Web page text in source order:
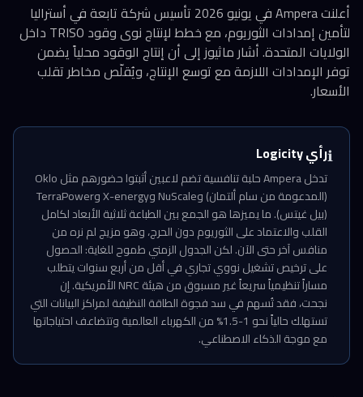
أعلنت Ampera في يونيو 2026 تأسيس شركة تابعة في أستراليا
لتأمين إمدادات الثوريوم، مع خطط لإنتاج نوى وقود TRISO داخل
الولايات المتحدة. أشار ماثيوز إلى أن إنتاج الوقود محلياً يضمن
توفر الإمدادات اللازمة مع توسع الإنتاج، ويُقلّص مخاطر تقلب
الأسعار.
ℹ️رأي Logicity
تدخل Ampera حلبة تنافسية تضم لاعبين أثبتوا حضورهم مثل Oklo
(المدعومة من سام ألتمان) وNuScale وX-energy وTerraPower
(بيل غيتس). ما يميزها هو الجمع بين الطباعة ثلاثية الأبعاد لكامل
القلب والاعتماد على الثوريوم دون الحرج، وهو مزيج لم نره من
منافس آخر حتى الآن. لكن الجدول الزمني طموح للغاية: الحصول
على ترخيص تشغيل نووي تجاري في أقل من أربع سنوات يتطلب
مساراً تنظيمياً سريعاً غير مسبوق من هيئة NRC الأمريكية. إن
نجحت، فقد تُسهم في سد فجوة الطاقة النظيفة لمراكز البيانات التي
تستهلك حالياً نحو 1-1.5% من الكهرباء العالمية وتتضاعف احتياجاتها
مع موجة الذكاء الاصطناعي.